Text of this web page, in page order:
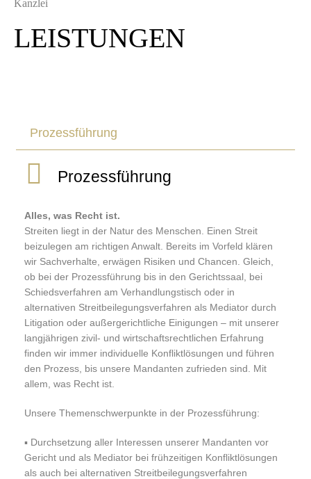
Kanzlei
LEISTUNGEN
Prozessführung
Prozessführung
Alles, was Recht ist.
Streiten liegt in der Natur des Menschen. Einen Streit
beizulegen am richtigen Anwalt. Bereits im Vorfeld klären
wir Sachverhalte, erwägen Risiken und Chancen. Gleich,
ob bei der Prozessführung bis in den Gerichtssaal, bei
Schiedsverfahren am Verhandlungstisch oder in
alternativen Streitbeilegungsverfahren als Mediator durch
Litigation oder außergerichtliche Einigungen – mit unserer
langjährigen zivil- und wirtschaftsrechtlichen Erfahrung
finden wir immer individuelle Konfliktlösungen und führen
den Prozess, bis unsere Mandanten zufrieden sind. Mit
allem, was Recht ist.
Unsere Themenschwerpunkte in der Prozessführung:
▪︎ Durchsetzung aller Interessen unserer Mandanten vor
Gericht und als Mediator bei frühzeitigen Konfliktlösungen
als auch bei alternativen Streitbeilegungsverfahren